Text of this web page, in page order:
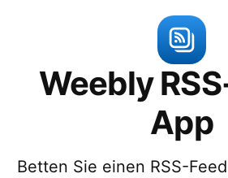
Weebly
App
Betten Sie einen RSS-